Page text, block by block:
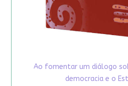
Ao fomentar um diálogo
democracia e o